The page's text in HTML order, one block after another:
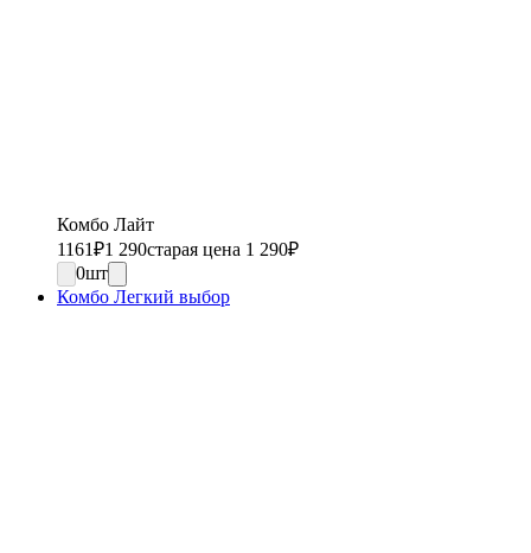
Комбо Лайт
1161₽1 290старая цена 1 290₽
0шт
Комбо Легкий выбор